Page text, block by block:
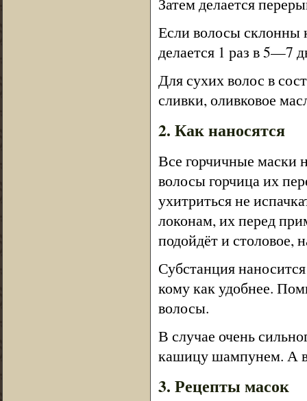
Если волосы склонны
делается 1 раз в 5—7
Для сухих волос в
сливки, оливковое
2. Как наносятся
Все горчичные маски
волосы горчица их
ухитриться не
локонам, их перед
подойдёт и столовое,
Субстанция
кому как удобнее.
волосы.
В случае очень
кашицу шампунем. А
3. Рецепты масок